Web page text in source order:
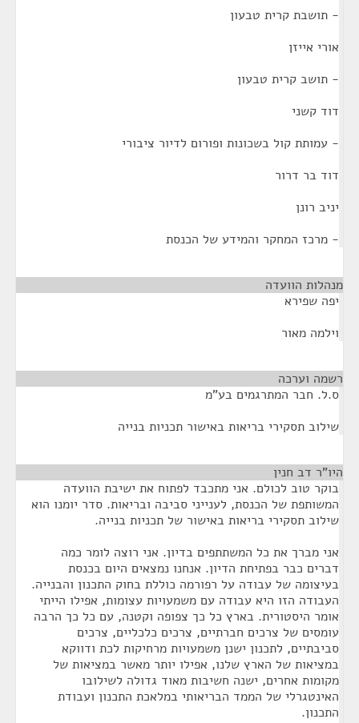
- תושבת קרית טבעון
אורי אייזן
- תושב קרית טבעון
דוד קשני
- עמותת קול בשכונות ופורום לדיור ציבורי
דוד בר דרור
יניב רונן
- מרכז המחקר והמידע של הכנסת
מנהלות הוועדה
יפה שפירא
וילמה מאור
רשמה וערכה
ס.ל. חבר המתרגמים בע"מ
שילוב תסקירי בריאות באישור תכניות בנייה
היו"ר דב חנין
בוקר טוב לכולם. אני מתכבד לפתוח את ישיבת הוועדה
המשותפת של הכנסת, לענייני סביבה ובריאות. סדר יומנו הוא
שילוב תסקירי בריאות באישור של תכניות בנייה.
אני מברך את כל המשתתפים בדיון. אני רוצה לומר כמה
דברים כבר בפתיחת הדיון. אנחנו נמצאים היום בכנסת
בעיצומה של עבודה על רפורמה כוללת בחוק התכנון והבנייה.
העבודה הזו היא עבודה עם משמעויות עצומות, אפילו הייתי
אומר היסטורית. בארץ כל כך צפופה וקטנה, עם כל כך הרבה
עומסים של צרכים חברתיים, צרכים כלכליים, צרכים
סביבתיים, לתכנון ישנן משמעויות מרחיקות לכת ודווקא
במציאות של הארץ שלנו, אפילו יותר מאשר במציאות של
מקומות אחרים, ישנה חשיבות מאוד גדולה לשילובו
האינטגרלי של הממד הבריאותי במלאכת התכנון ועבודת
התכנון.